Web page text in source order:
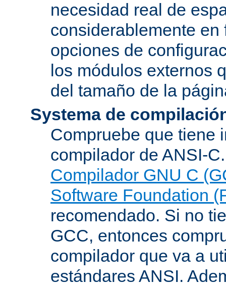
necesidad real de
considerablemente en
opciones de
los módulos externos
del tamaño de la
Systema de
Compruebe que tiene
compilador de ANSI-
Compilador GNU C
Software Foundation
recomendado. Si no
GCC, entonces
compilador que va a
estándares ANSI.